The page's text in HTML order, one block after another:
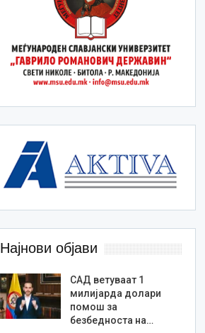
Најнови објави
САД ветуваат 1
милијарда долари
помош за
безбедноста на…